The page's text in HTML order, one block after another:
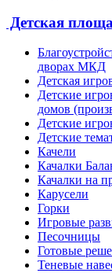
Детская
дворах МКД
Детская
Детские
домов
Детские
Детские
Качели
Качалки
Качалки на
Карусели
Горки
Игровые
Песочницы
Готовые
Теневые